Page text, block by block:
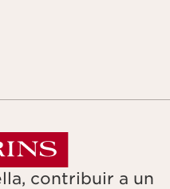
contribuir a un